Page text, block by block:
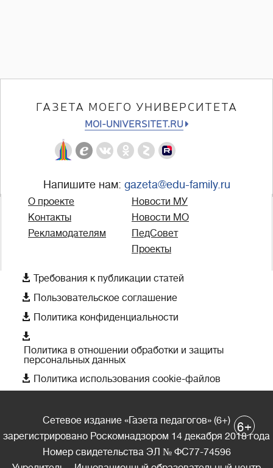
ГАЗЕТА МОЕГО УНИВЕРСИТЕТА
MOI-UNIVERSITET.RU
Напишите нам: gazeta@edu-family.ru
О проекте
Контакты
Рекламодателям
Новости МУ
Новости МО
ПедСовет
Проекты
 Требования к публикации статей
 Пользовательское соглашение
 Политика конфиденциальности

Политика в отношении обработки и защиты
персональных данных
 Политика использования cookie-файлов
Сетевое издание «Газета педагогов» (6+)
зарегистрировано Роскомнадзором 14 декабря 2018 года
Номер свидетельства ЭЛ № ФС77-74596
6+